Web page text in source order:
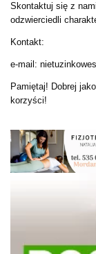
Skontaktuj się z
odzwierciedli
Kontakt:
e-mail:
Pamiętaj! Dobrej
korzyści!